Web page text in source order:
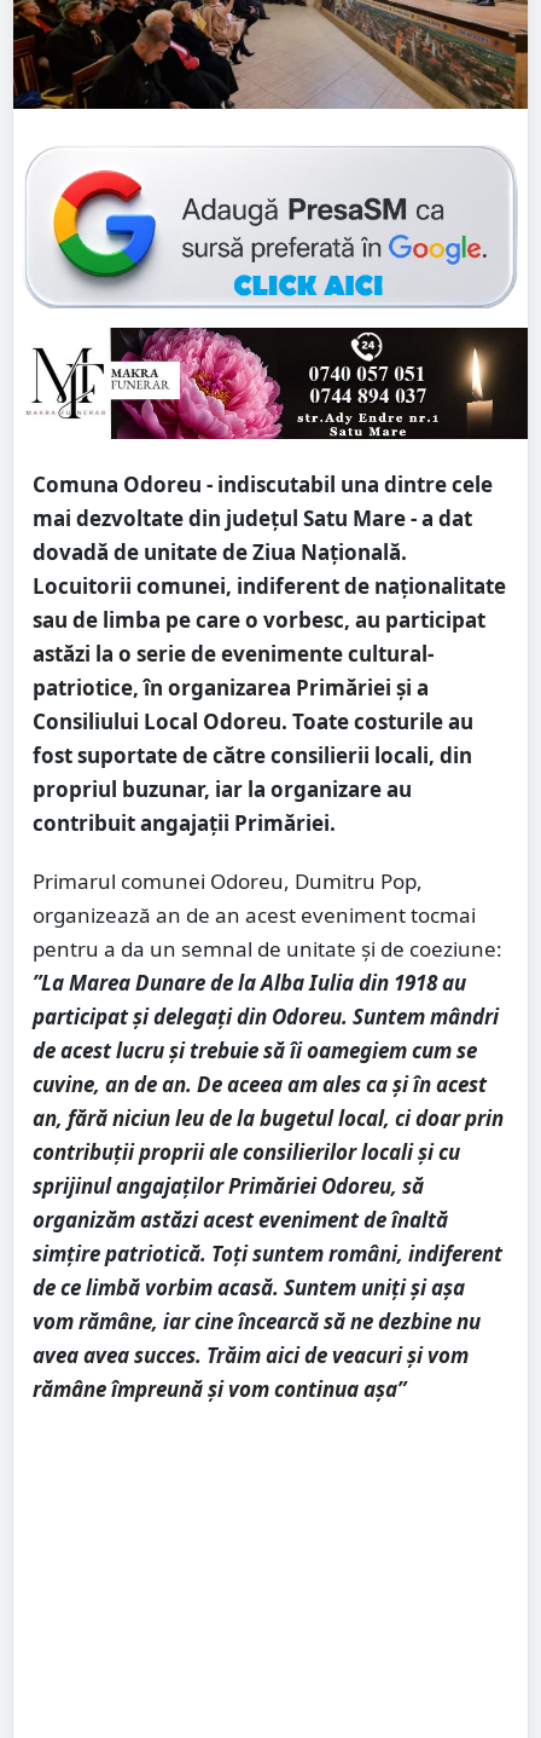
Comuna Odoreu - indiscutabil una dintre cele
mai dezvoltate din județul Satu Mare - a dat
dovadă de unitate de Ziua Națională.
Locuitorii comunei, indiferent de naționalitate
sau de limba pe care o vorbesc, au participat
astăzi la o serie de evenimente cultural-
patriotice, în organizarea Primăriei și a
Consiliului Local Odoreu. Toate costurile au
fost suportate de către consilierii locali, din
propriul buzunar, iar la organizare au
contribuit angajații Primăriei.
Primarul comunei Odoreu, Dumitru Pop,
organizează an de an acest eveniment tocmai
pentru a da un semnal de unitate și de coeziune:
”La Marea Dunare de la Alba Iulia din 1918 au
participat și delegați din Odoreu. Suntem mândri
de acest lucru și trebuie să îi oamegiem cum se
cuvine, an de an. De aceea am ales ca și în acest
an, fără niciun leu de la bugetul local, ci doar prin
contribuții proprii ale consilierilor locali și cu
sprijinul angajaților Primăriei Odoreu, să
organizăm astăzi acest eveniment de înaltă
simțire patriotică. Toți suntem români, indiferent
de ce limbă vorbim acasă. Suntem uniți și așa
vom rămâne, iar cine încearcă să ne dezbine nu
avea avea succes. Trăim aici de veacuri și vom
rămâne împreună și vom continua așa”